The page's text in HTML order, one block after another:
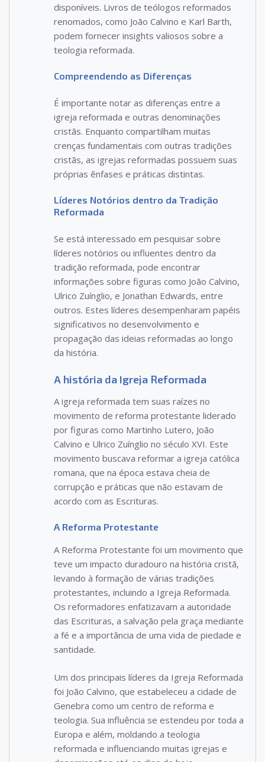
disponíveis. Livros de teólogos reformados
renomados, como João Calvino e Karl Barth,
podem fornecer insights valiosos sobre a
teologia reformada.
Compreendendo as Diferenças
É importante notar as diferenças entre a
igreja reformada e outras denominações
cristãs. Enquanto compartilham muitas
crenças fundamentais com outras tradições
cristãs, as igrejas reformadas possuem suas
próprias ênfases e práticas distintas.
Líderes Notórios dentro da Tradição
Reformada
Se está interessado em pesquisar sobre
líderes notórios ou influentes dentro da
tradição reformada, pode encontrar
informações sobre figuras como João Calvino,
Ulrico Zuínglio, e Jonathan Edwards, entre
outros. Estes líderes desempenharam papéis
significativos no desenvolvimento e
propagação das ideias reformadas ao longo
da história.
A história da Igreja Reformada
A igreja reformada tem suas raízes no
movimento de reforma protestante liderado
por figuras como Martinho Lutero, João
Calvino e Ulrico Zuínglio no século XVI. Este
movimento buscava reformar a igreja católica
romana, que na época estava cheia de
corrupção e práticas que não estavam de
acordo com as Escrituras.
A Reforma Protestante
A Reforma Protestante foi um movimento que
teve um impacto duradouro na história cristã,
levando à formação de várias tradições
protestantes, incluindo a Igreja Reformada.
Os reformadores enfatizavam a autoridade
das Escrituras, a salvação pela graça mediante
a fé e a importância de uma vida de piedade e
santidade.
Um dos principais líderes da Igreja Reformada
foi João Calvino, que estabeleceu a cidade de
Genebra como um centro de reforma e
teologia. Sua influência se estendeu por toda a
Europa e além, moldando a teologia
reformada e influenciando muitas igrejas e